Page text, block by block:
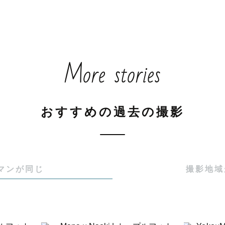
More stories
おすすめの過去の撮影
ンが同じ 撮影地